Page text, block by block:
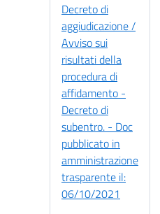
Decreto di
aggiudicazione /
Avviso sui
risultati della
procedura di
affidamento -
Decreto di
subentro. - Doc
pubblicato in
amministrazione
trasparente il:
06/10/2021